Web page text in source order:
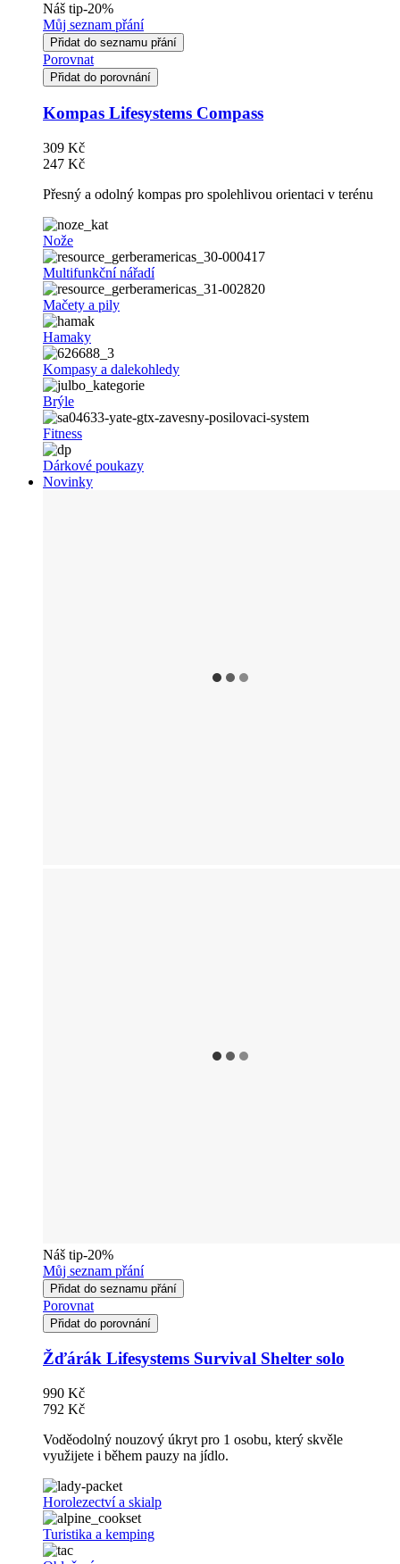
Náš tip-20%
Můj seznam přání
Přidat do seznamu přání
Porovnat
Přidat do porovnání
Kompas Lifesystems Compass
309 Kč
247 Kč
Přesný a odolný kompas pro spolehlivou orientaci v terénu
Nože
Multifunkční nářadí
Mačety a pily
Hamaky
Kompasy a dalekohledy
Brýle
Fitness
Dárkové poukazy
Novinky
Náš tip-20%
Můj seznam přání
Přidat do seznamu přání
Porovnat
Přidat do porovnání
Žďárák Lifesystems Survival Shelter solo
990 Kč
792 Kč
Voděodolný nouzový úkryt pro 1 osobu, který skvěle
využijete i během pauzy na jídlo.
Horolezectví a skialp
Turistika a kemping